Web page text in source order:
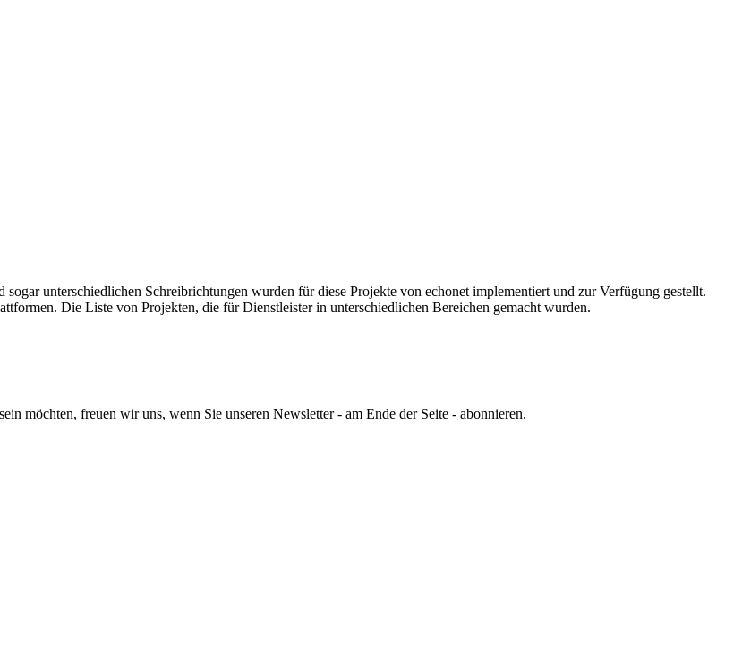
unterschiedlichen Schreibrichtungen wurden für diese Projekte von echonet implementiert und zur Verfügung gestellt.
Die Liste von Projekten, die für Dienstleister in unterschiedlichen Bereichen gemacht wurden.
möchten, freuen wir uns, wenn Sie unseren Newsletter - am Ende der Seite - abonnieren.